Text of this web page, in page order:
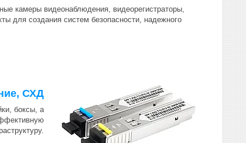
камеры видеонаблюдения, видеорегистраторы,
для создания систем безопасности, надежного
СХД
боксы, а